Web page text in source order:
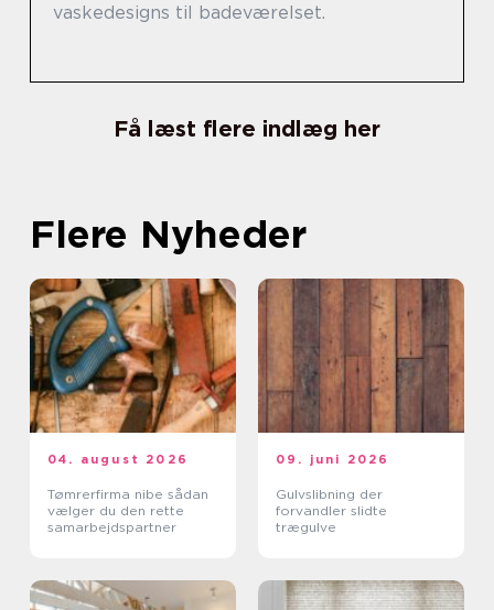
vaskedesigns til badeværelset.
Få læst flere indlæg her
Flere Nyheder
04. august 2026
Tømrerfirma nibe sådan
vælger du den rette
samarbejdspartner
09. juni 2026
Gulvslibning der
forvandler slidte
trægulve